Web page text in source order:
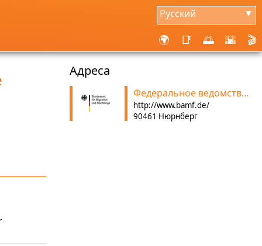
Русский ▼
🌍 📑 🌅 🌇 🎬
Aдреса
Федеральное ведомство по вопросам миграции и беженцев
http://www.bamf.de/
90461 Нюрнберг